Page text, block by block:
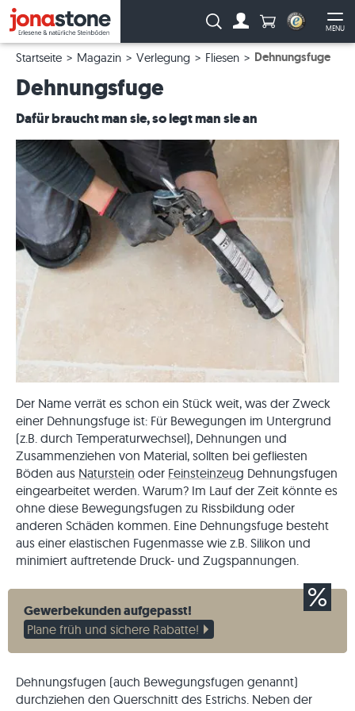
MENU
Suche: Anzahl
Startseite Magazin Verlegung Fliesen Dehnungsfuge
Dehnungsfuge
Dafür braucht man sie, so legt man sie an
Der Name verrät es schon ein Stück weit, was der Zweck
einer Dehnungsfuge ist: Für Bewegungen im Untergrund
(z.B. durch Temperaturwechsel), Dehnungen und
Zusammenziehen von Material, sollten bei gefliesten
Böden aus Naturstein oder Feinsteinzeug Dehnungsfugen
eingearbeitet werden. Warum? Im Lauf der Zeit könnte es
ohne diese Bewegungsfugen zu Rissbildung oder
anderen Schäden kommen. Eine Dehnungsfuge besteht
aus einer elastischen Fugenmasse wie z.B. Silikon und
minimiert auftretende Druck- und Zugspannungen.
Gewerbekunden aufgepasst!
Plane früh und sichere Rabatte!
Dehnungsfugen (auch Bewegungsfugen genannt)
durchziehen den Querschnitt des Estrichs. Neben der